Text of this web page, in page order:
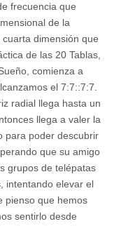
frecuencia que
de la
dimensión que
de las 20 Tablas,
comienza a
el 7:7::7:7.
radial llega hasta un
llega a valer la
para poder descubrir
que su amigo
grupos de telépatas
intentando elevar el
pienso que hemos
sentirlo desde